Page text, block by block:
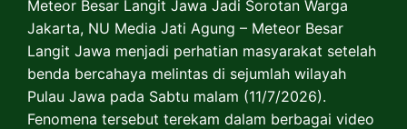
Meteor Besar Langit Jawa Jadi Sorotan Warga
Jakarta, NU Media Jati Agung – Meteor Besar
Langit Jawa menjadi perhatian masyarakat setelah
benda bercahaya melintas di sejumlah wilayah
Pulau Jawa pada Sabtu malam (11/7/2026).
Fenomena tersebut terekam dalam berbagai video